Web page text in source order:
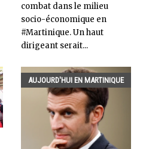
combat dans le milieu
socio-économique en
#Martinique. Un haut
dirigeant serait...
AUJOURD'HUI EN MARTINIQUE